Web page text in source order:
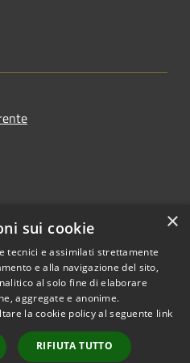
Copyright © 2026 • Comune di
Bagnolo San Vito • Powered by
Municipium•
Accesso
×
sui cookie
tecnici e assimilati strettamente
e alla navigazione del sito,
al solo fine di elaborare
aggregate e anonime.
la cookie policy al seguente link
RIFIUTA TUTTO